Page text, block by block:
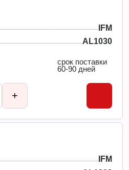
IFM
AL1030
срок поставки
60-90 дней
+
IFM